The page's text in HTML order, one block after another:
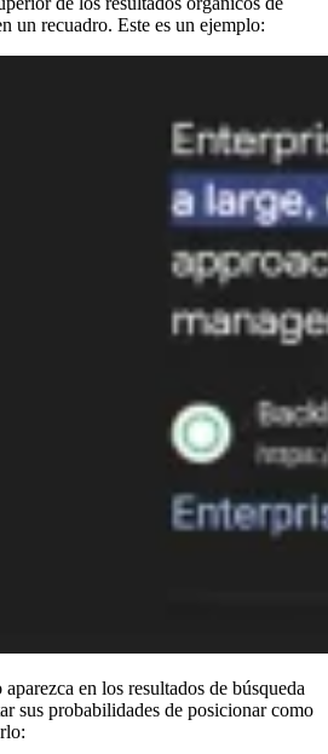
un recuadro. Este es un ejemplo:
en los resultados de búsqueda
sus probabilidades de posicionar como